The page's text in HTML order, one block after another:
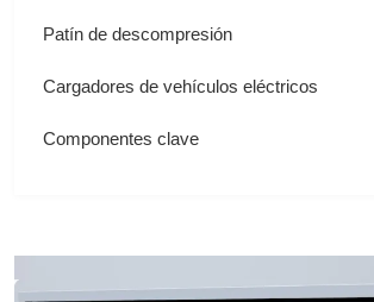
Patín de descompresión
Cargadores de vehículos eléctricos
Componentes clave